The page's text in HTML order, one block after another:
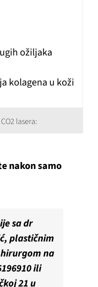
ožiljaka
kolagena u koži
lasera:
nakon samo
sa dr
plastičnim
na
ili
21 u